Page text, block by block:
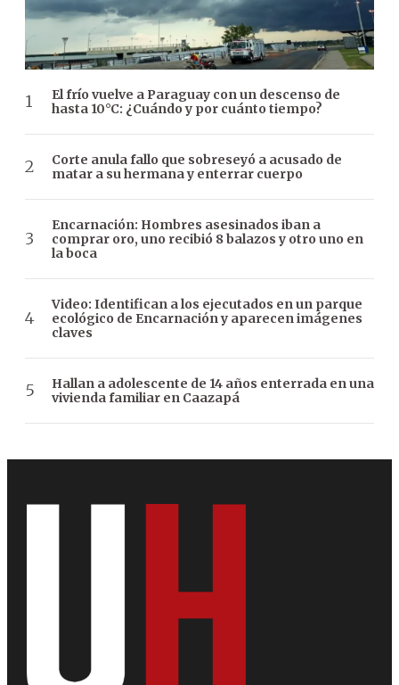
El frío vuelve a Paraguay con un descenso de
hasta 10°C: ¿Cuándo y por cuánto tiempo?
Corte anula fallo que sobreseyó a acusado de
matar a su hermana y enterrar cuerpo
Encarnación: Hombres asesinados iban a
comprar oro, uno recibió 8 balazos y otro uno en
la boca
Video: Identifican a los ejecutados en un parque
ecológico de Encarnación y aparecen imágenes
claves
Hallan a adolescente de 14 años enterrada en una
vivienda familiar en Caazapá